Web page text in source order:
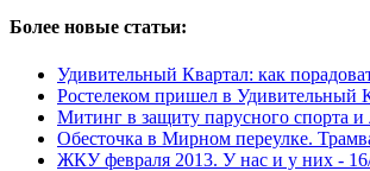
Более новые статьи:
Удивительный Квартал: как
Ростелеком пришел в Удивительный
Митинг в защиту парусного спорта и
Обесточка в Мирном переулке.
ЖКУ февраля 2013. У нас и у них -